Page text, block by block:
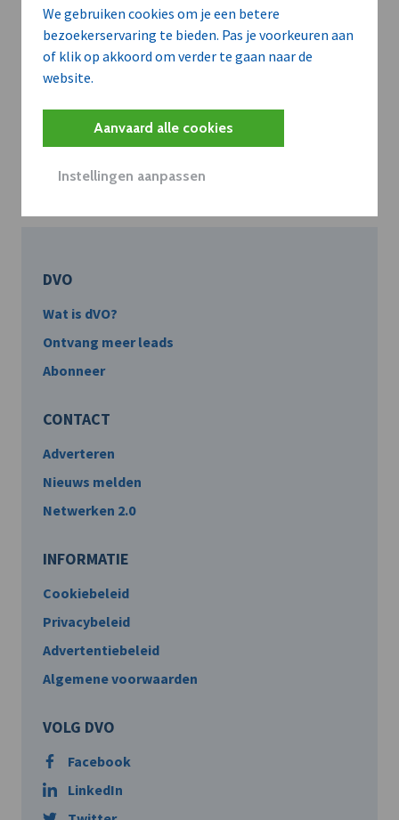
We gebruiken cookies om je een betere
bezoekerservaring te bieden. Pas je voorkeuren aan
of klik op akkoord om verder te gaan naar de
website.
Aanvaard alle cookies
Instellingen aanpassen
Belangrijk nieuws
te delen?
Contacteer onze redactie
DVO
Wat is dVO?
Ontvang meer leads
Abonneer
CONTACT
Adverteren
Nieuws melden
Netwerken 2.0
INFORMATIE
Cookiebeleid
Privacybeleid
Advertentiebeleid
Algemene voorwaarden
VOLG DVO
Facebook
LinkedIn